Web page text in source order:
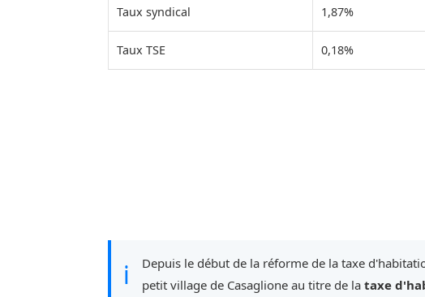
Taux syndical 1,87%
Taux TSE 0,18%
ℹ
Depuis le début de la réforme de la taxe
petit village de Casaglione au titre de la taxe